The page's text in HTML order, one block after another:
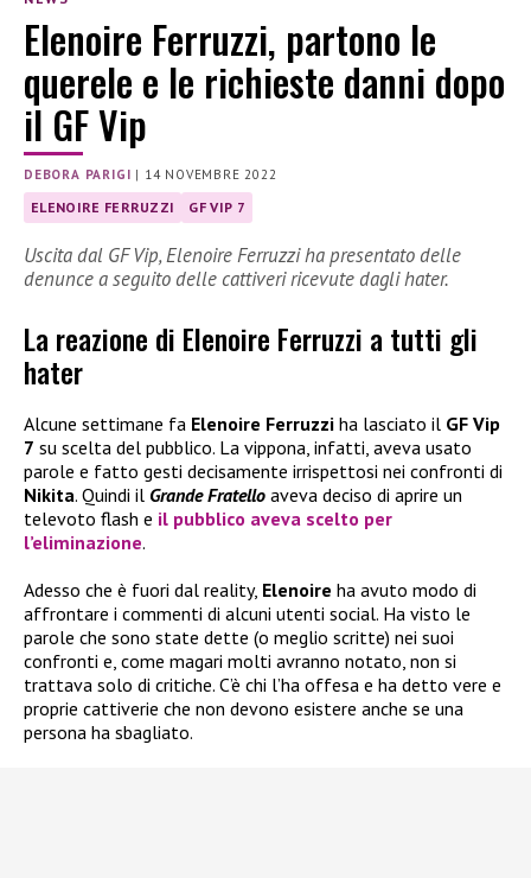
Elenoire Ferruzzi, partono le
querele e le richieste danni dopo
il GF Vip
DEBORA PARIGI | 14 NOVEMBRE 2022
ELENOIRE FERRUZZI GF VIP 7
Uscita dal GF Vip, Elenoire Ferruzzi ha presentato delle
denunce a seguito delle cattiveri ricevute dagli hater.
La reazione di Elenoire Ferruzzi a tutti gli
hater
Alcune settimane fa Elenoire Ferruzzi ha lasciato il GF Vip
7 su scelta del pubblico. La vippona, infatti, aveva usato
parole e fatto gesti decisamente irrispettosi nei confronti di
Nikita. Quindi il Grande Fratello aveva deciso di aprire un
televoto flash e il pubblico aveva scelto per
l’eliminazione.
Adesso che è fuori dal reality, Elenoire ha avuto modo di
affrontare i commenti di alcuni utenti social. Ha visto le
parole che sono state dette (o meglio scritte) nei suoi
confronti e, come magari molti avranno notato, non si
trattava solo di critiche. C’è chi l’ha offesa e ha detto vere e
proprie cattiverie che non devono esistere anche se una
persona ha sbagliato.